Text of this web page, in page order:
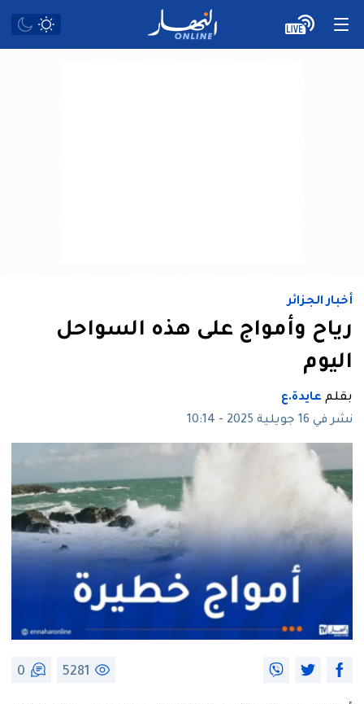
أخبار الجزائر
رياح وأمواج على هذه السواحل
اليوم
بقلم عايدة.ع
نشر في 16 جويلية 2025 - 10:14
5281
0